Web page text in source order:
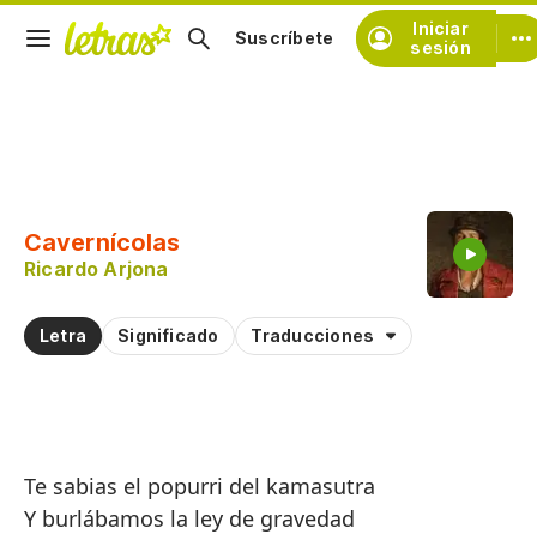
Iniciar
sesión
Suscríbete
Cavernícolas
Ricardo Arjona
Letra Significado Traducciones
Te sabias el popurri del kamasutra
Y burlábamos la ley de gravedad
Practicar la pronunciación de